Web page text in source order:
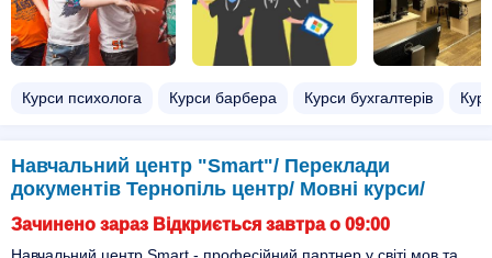
Курси психолога Курси барбера Курси бухгалтерів
Навчальний центр "Smart"/ Переклади
документів Тернопіль центр/ Мовні курси/
Зачинено зараз Відкриється завтра о 09:00